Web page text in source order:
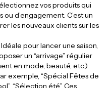
vos produits qui
d’engagement. C’est un
les nouveaux clients sur les
pour lancer une saison,
un “arrivage” régulier
en mode, beauté, etc.).
exemple, “Spécial Fêtes de
“Sélection été”. Ces